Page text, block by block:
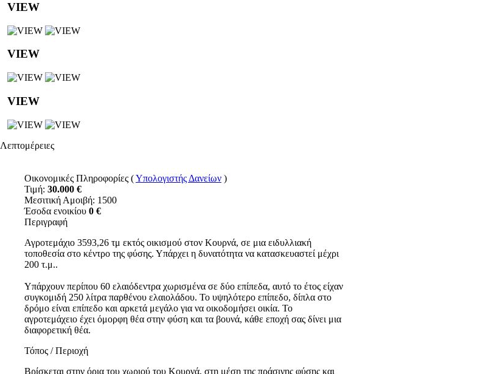
VIEW
VIEW
VIEW
Λεπτομέρειες
Οικονομικές Πληροφορίες (Υπολογιστής Δανείων )
Τιμή: 30.000 €
Μεσιτική Αμοιβή: 1500
Έσοδα ενοικίου 0 €
Περιγραφή
Αγροτεμάχιο 3593,26 τμ εκτός οικισμού στον Κουρνά, σε μια ειδυλλιακή
τοποθεσία στο κέντρο της φύσης. Υπάρχει η δυνατότητα να κατασκευαστεί μέχρι
200 τ.μ..
Υπάρχουν περίπου 60 ελαιόδεντρα χωρισμένα σε δύο επίπεδα, αυτό το έτος είχαν
συγκομιδή 250 λίτρα παρθένου ελαιολάδου. Το υψηλότερο επίπεδο, δίπλα στο
δρόμο είναι επίπεδο και αρκετά μεγάλο για να οικοδομήσει οικία. Το
αγροτεμάχειο έχει όμορφη θέα στην φύση και τα βουνά, κάθε εποχή σας δίνει μια
διαφορετική θέα.
Τόπος / Περιοχή
Βρίσκεται στην όρια του χωριού του Κουρνά, στη μέση της πράσινης φύσης και